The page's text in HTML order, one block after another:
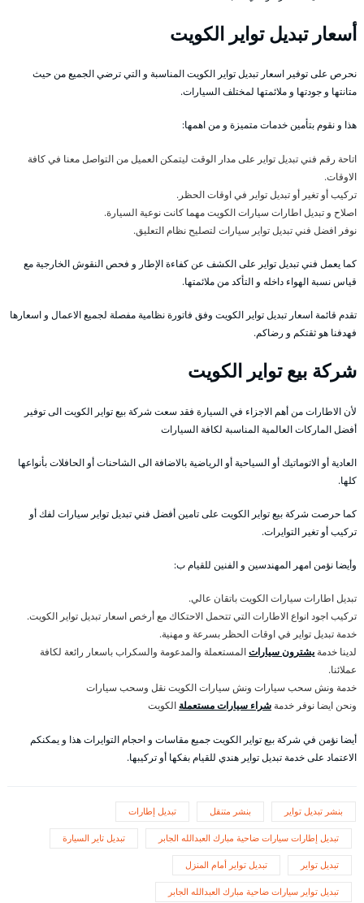
أسعار تبديل تواير الكويت
نحرص على توفير اسعار تبديل تواير الكويت المناسبة و التي ترضي الجميع من حيث
متانتها و جودتها و ملائمتها لمختلف السيارات.
هذا و نقوم بتأمين خدمات متميزة و من اهمها:
اتاحة رقم فني تبديل تواير على مدار الوقت ليتمكن العميل من التواصل معنا في كافة
الاوقات.
تركيب أو تغير أو تبديل تواير في اوقات الحظر.
اصلاح و تبديل اطارات سيارات الكويت مهما كانت نوعية السيارة.
نوفر افضل فني تبديل تواير سيارات لتصليح نظام التعليق.
كما يعمل فني تبديل تواير على الكشف عن كفاءة الإطار و فحص النقوش الخارجية مع
قياس نسبة الهواء داخله و التأكد من ملائمتها.
تقدم قائمة اسعار تبديل تواير الكويت وفق فاتورة نظامية مفصلة لجميع الاعمال و اسعارها
فهدفنا هو ثقتكم و رضاكم.
شركة بيع تواير الكويت
لأن الاطارات من أهم الاجزاء في السيارة فقد سعت شركة بيع تواير الكويت الى توفير
أفضل الماركات العالمية المناسبة لكافة السيارات
العادية أو الاتوماتيك أو السياحية أو الرياضية بالاضافة الى الشاحنات أو الحافلات بأنواعها
كلها.
كما حرصت شركة بيع تواير الكويت على تامين أفضل فني تبديل تواير سيارات لفك أو
تركيب أو تغير التوايرات.
وأيضا نؤمن امهر المهندسين و الفنين للقيام ب:
تبديل اطارات سيارات الكويت باتقان عالي.
تركيب اجود انواع الاطارات التي تتحمل الاحتكاك مع أرخص اسعار تبديل تواير الكويت.
خدمة تبديل تواير في اوقات الحظر بسرعة و مهنية.
لدينا خدمةيشترون سياراتالمستعملة والمدعومة والسكراب باسعار رائعة لكافة
عملائنا.
خدمة ونش سحب سيارات ونش سيارات الكويت نقل وسحب سيارات
ونحن ايضا نوفر خدمة شراء سيارات مستعملة الكويت
أيضا نؤمن في شركة بيع تواير الكويت جميع مقاسات و احجام التوايرات هذا و يمكنكم
الاعتماد على خدمة تبديل تواير هندي للقيام بفكها أو تركيبها.
بنشر تبديل تواير بنشر متنقل تبديل إطارات
تبديل إطارات سيارات ضاحية مبارك العبدالله الجابر تبديل تاير السيارة
تبديل تواير تبديل تواير أمام المنزل
تبديل تواير سيارات ضاحية مبارك العبدالله الجابر